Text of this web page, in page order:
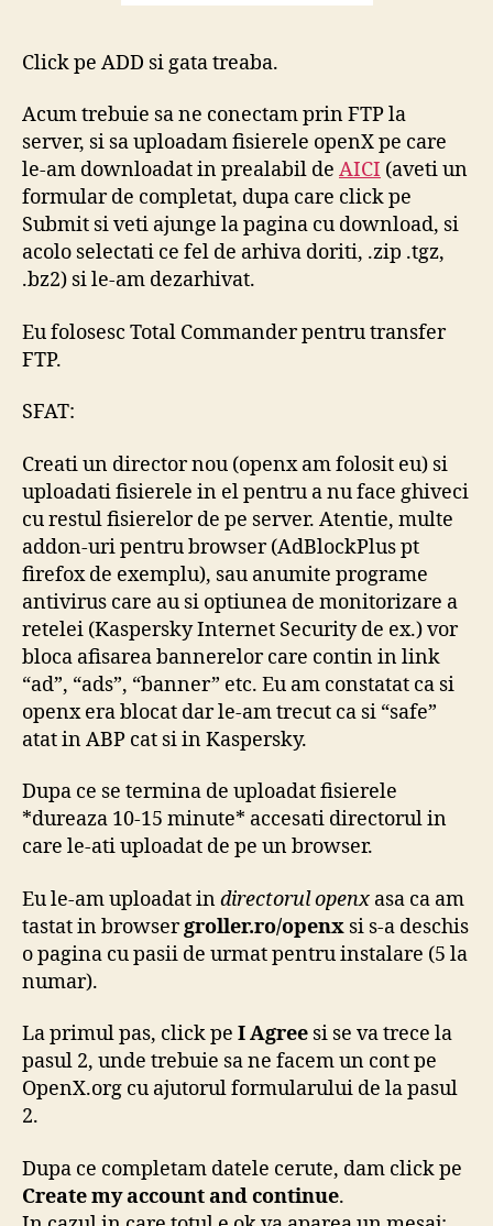
Click pe ADD si gata treaba.
Acum trebuie sa ne conectam prin FTP la
server, si sa uploadam fisierele openX pe care
le-am downloadat in prealabil de AICI (aveti un
formular de completat, dupa care click pe
Submit si veti ajunge la pagina cu download, si
acolo selectati ce fel de arhiva doriti, .zip .tgz,
.bz2) si le-am dezarhivat.
Eu folosesc Total Commander pentru transfer
FTP.
SFAT:
Creati un director nou (openx am folosit eu) si
uploadati fisierele in el pentru a nu face ghiveci
cu restul fisierelor de pe server. Atentie, multe
addon-uri pentru browser (AdBlockPlus pt
firefox de exemplu), sau anumite programe
antivirus care au si optiunea de monitorizare a
retelei (Kaspersky Internet Security de ex.) vor
bloca afisarea bannerelor care contin in link
“ad”, “ads”, “banner” etc. Eu am constatat ca si
openx era blocat dar le-am trecut ca si “safe”
atat in ABP cat si in Kaspersky.
Dupa ce se termina de uploadat fisierele
*dureaza 10-15 minute* accesati directorul in
care le-ati uploadat de pe un browser.
Eu le-am uploadat indirectorul openx asa ca am
tastat in browsergroller.ro/openx si s-a deschis
o pagina cu pasii de urmat pentru instalare (5 la
numar).
La primul pas, click pe I Agree si se va trece la
pasul 2, unde trebuie sa ne facem un cont pe
OpenX.org cu ajutorul formularului de la pasul
2.
Dupa ce completam datele cerute, dam click pe
Create my account and continue.